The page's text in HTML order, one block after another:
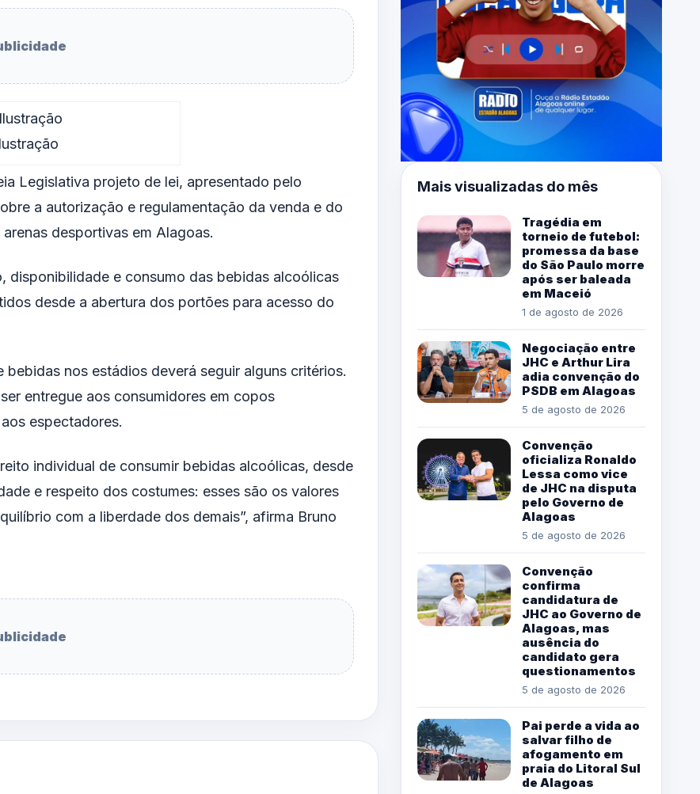
Legislativa projeto de lei, apresentado pelo
a autorização e regulamentação da venda e do
desportivas em Alagoas.
disponibilidade e consumo das bebidas alcoólicas
desde a abertura dos portões para acesso do
nos estádios deverá seguir alguns critérios.
entregue aos consumidores em copos
espectadores.
individual de consumir bebidas alcoólicas, desde
e respeito dos costumes: esses são os valores
com a liberdade dos demais”, afirma Bruno
Mais visualizadas do mês
Tragédia em
torneio de futebol:
promessa da base
do São Paulo morre
após ser baleada
em Maceió
1 de agosto de 2026
Negociação entre
JHC e Arthur Lira
adia convenção do
PSDB em Alagoas
5 de agosto de 2026
Convenção
oficializa Ronaldo
Lessa como vice
de JHC na disputa
pelo Governo de
Alagoas
5 de agosto de 2026
Convenção
confirma
candidatura de
JHC ao Governo de
Alagoas, mas
ausência do
candidato gera
questionamentos
5 de agosto de 2026
Pai perde a vida ao
salvar filho de
afogamento em
praia do Litoral Sul
de Alagoas